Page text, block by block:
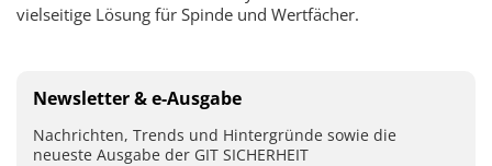
vielseitige Lösung für Spinde und Wertfächer.
Newsletter & e-Ausgabe
Nachrichten, Trends und Hintergründe sowie die
neueste Ausgabe der GIT SICHERHEIT